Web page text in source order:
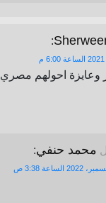
:
وعايزة احولهم مصري
محمد حنفي: